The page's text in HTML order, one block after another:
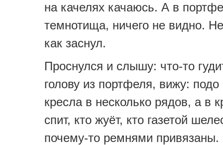
на качелях качаюсь. А в
темнотища, ничего не видно.
как заснул.
Проснулся и слышу: что-то
голову из портфеля, вижу:
кресла в несколько рядов, а в
спит, кто жуёт, кто газетой
почему-то ремнями привязаны.